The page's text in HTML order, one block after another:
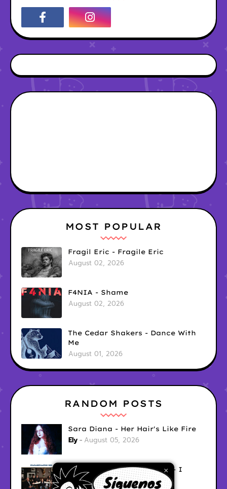
×
MOST POPULAR
Fragil Eric - Fragile Eric
August 02, 2026
F4NIA - Shame
August 02, 2026
The Cedar Shakers - Dance With
Me
August 01, 2026
RANDOM POSTS
Sara Diana - Her Hair's Like Fire
Ely August 05, 2026
Good Vibes Rollercoaster - I
Don't Care